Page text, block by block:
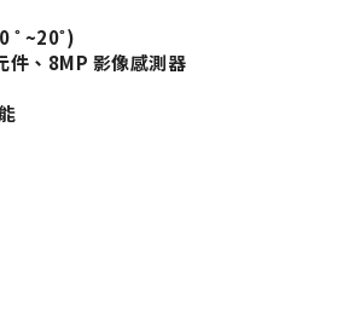
˚ ~20˚)
、8MP 影像感測器